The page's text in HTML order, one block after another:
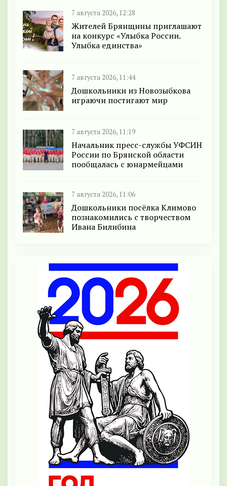
7 августа 2026, 12:28
Жителей Брянщины приглашают
на конкурс «Улыбка России.
Улыбка единства»
7 августа 2026, 11:44
Дошкольники из Новозыбкова
играючи постигают мир
7 августа 2026, 11:19
Начальник пресс-службы УФСИН
России по Брянской области
пообщалась с юнармейцами
7 августа 2026, 11:06
Дошкольники посёлка Климово
познакомились с творчеством
Ивана Билибина